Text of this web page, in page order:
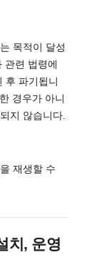
목적이 달성
관련 법령에
후 파기됩니
경우가 아니
지 않습니다.
재생할 수
치, 운영